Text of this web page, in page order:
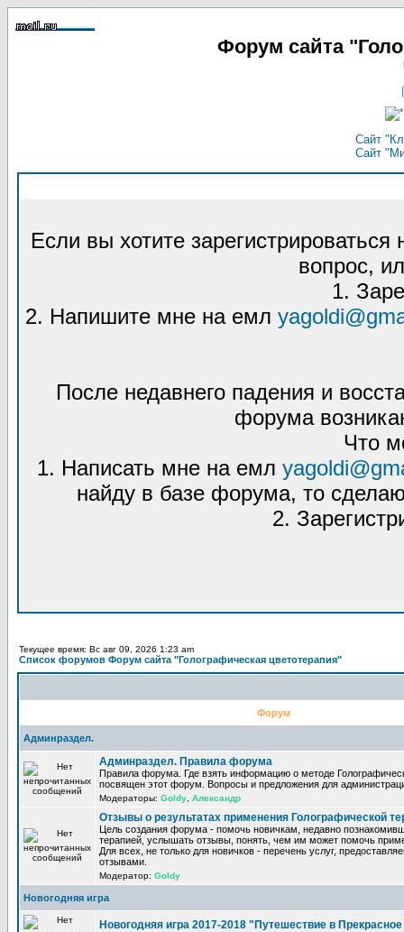
Форум сайта
Сайт
Сайт
Если вы хотите
вопрос,
1.
2. Напишите мне на емл
После недавнего падения и
форума
Что
1. Написать мне на емл
найду в базе форума, то
2.
Текущее время: Вс авг 09, 2026 1:23 am
Список форумов Форум сайта "Голографическая цветотерапия"
Форум
Админраздел.
Админраздел. Правила форума
Правила форума. Где взять информацию о методе
посвящен этот форум. Вопросы и предложения для
Модераторы: Goldy Александр
Отзывы о результатах применения Голографической
Цель создания форума - помочь новичкам, недавно
терапией, услышать отзывы, понять, чем им может помочь
Для всех, не только для новичков - перечень услуг,
отзывами.
Модератор: Goldy
Новогодняя игра
Новогодняя игра 2017-2018 "Путешествие в